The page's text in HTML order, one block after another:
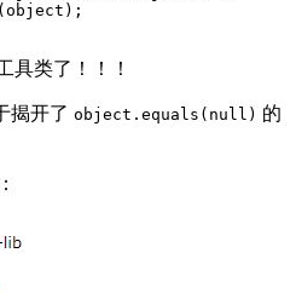
具类了！！！
揭开了 object.equals(null) 的